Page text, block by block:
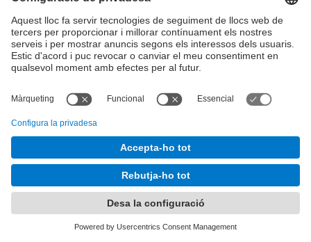
H, Marcel Dekker, 2000. ISBN:
0824790006
https://discovery.upc.edu/discovery/fulldi
splay?
t=L&vid=34CSUC_UPC:VU1&lang=ca
The Handbook of Computational
Linguistics and Natural Language
Processing Blackwell Handbooks in
- Clark, Alexander ; Fox, Chris;
Lappin, Shalom, Wiley-Blackwell, 2010.
ISBN: 9781444324044